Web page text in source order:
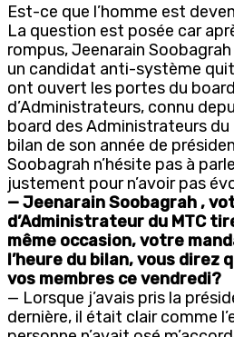
Est-ce que l’homme est
La question est posée car
rompus, Jeenarain
un candidat anti-système
ont ouvert les portes du
d’Administrateurs, connu
board des Administrateurs du
bilan de son année de
Soobagrah n’hésite pas à
justement pour n’avoir pas
— Jeenarain Soobagrah ,
d’Administrateur du MTC
même occasion, votre
l’heure du bilan, vous direz
vos membres ce vendredi?
— Lorsque j’avais pris la
dernière, il était clair comme